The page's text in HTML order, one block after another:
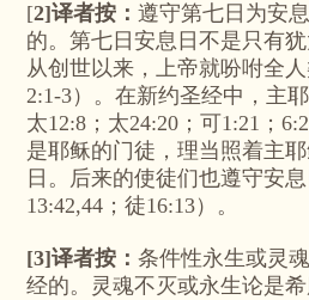
[2]译者按：遵守第七日为安
的。第七日安息日不是只有
从创世以来，上帝就吩咐全
2:1-3）。在新约圣经中，主
太12:8；太24:20；可1:21；
是耶稣的门徒，理当照着主
日。后来的使徒们也遵守安息
13:42,44；徒16:13）。
[3]译者按：条件性永生或灵
经的。灵魂不灭或永生论是